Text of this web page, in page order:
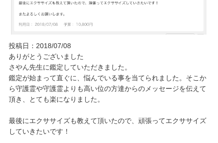
投稿日：2018/07/08
ありがとうございました
さやん先生に鑑定していただきました。
鑑定が始まって直ぐに、悩んでいる事を当てられました。そこか
ら守護霊や守護霊よりも高い位の方達からのメッセージを伝えて
頂き、とても楽になりました。
最後にエクササイズも教えて頂いたので、頑張ってエクササイズ
していきたいです！